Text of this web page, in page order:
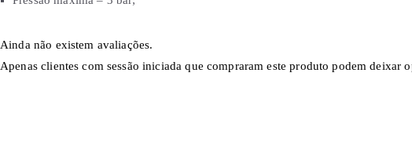
Ainda não existem avaliações.
Apenas clientes com sessão iniciada que compraram este produto podem deixar